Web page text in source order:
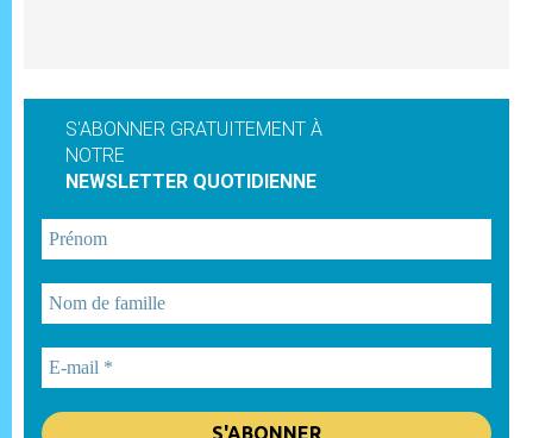
S'ABONNER GRATUITEMENT À
NOTRE
NEWSLETTER QUOTIDIENNE